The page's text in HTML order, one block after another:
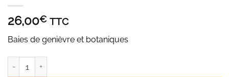
26,00€ TTC
Baies de genièvre et botaniques